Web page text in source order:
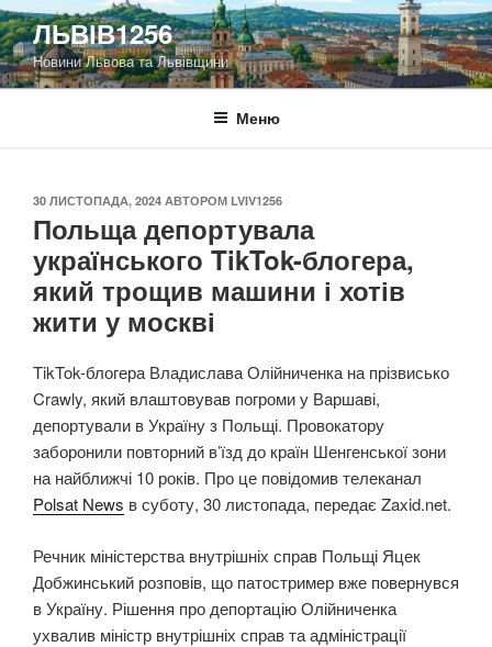
Перейти
до
вмісту
ЛЬВІВ1256
Новини Львова та Львівщини
Меню
ОПУБЛІКОВАНО
30 ЛИСТОПАДА, 2024 АВТОРОМ LVIV1256
Польща депортувала
українського TikTok-блогера,
який трощив машини і хотів
жити у москві
TikTok-блогера Владислава Олійниченка на прізвисько
Crawly, який влаштовував погроми у Варшаві,
депортували в Україну з Польщі. Провокатору
заборонили повторний в’їзд до країн Шенгенської зони
на найближчі 10 років. Про це повідомив телеканал
Polsat News в суботу, 30 листопада, передає Zaxid.net.
Речник міністерства внутрішніх справ Польщі Яцек
Добжинський розповів, що патостример вже повернувся
в Україну. Рішення про депортацію Олійниченка
ухвалив міністр внутрішніх справ та адміністрації